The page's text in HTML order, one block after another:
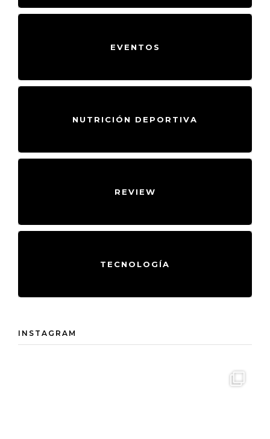
EVENTOS
NUTRICIÓN DEPORTIVA
REVIEW
TECNOLOGÍA
INSTAGRAM